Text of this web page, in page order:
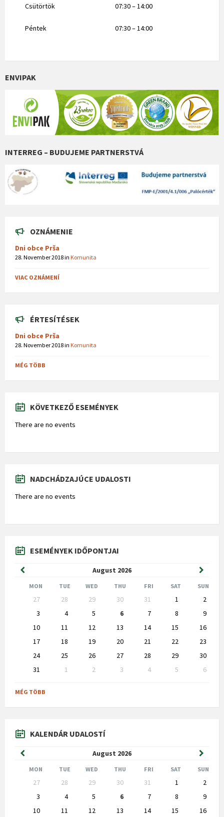
Csütörtök 07:30 – 14:00
Péntek 07:30 – 14:00
ENVIPAK
INTERREG – BUDUJEME PARTNERSTVÁ
OZNÁMENIE
Dni obce Prša
28. November 2018in Komunita
VIAC OZNÁMENÍ
ÉRTESÍTÉSEK
Dni obce Prša
28. November 2018in Komunita
MÉG TÖBB
KÖVETKEZŐ ESEMÉNYEK
There are no events
NADCHÁDZAJÚCE UDALOSTI
There are no events
ESEMÉNYEK IDŐPONTJAI
August 2026
Previous
Month
Month
MON TUE WED THU FRI SAT SUN
calendar
27 28 29 30 31 1
2
3
4 5 6 7 8
9
10
11 12 13 14 15
16
17
18 19 20 21 22
23
24
25 26 27 28 29
30
31
1 2 3 4 5
6
to
calendar
MÉG TÖBB
KALENDÁR UDALOSTÍ
August 2026
Previous
Month
Month
MON TUE WED THU FRI SAT SUN
calendar
27 28 29 30 31 1
2
3
4 5 6 7 8
9
10
11 12 13 14 15 16